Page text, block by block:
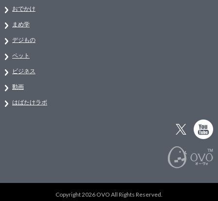
おでかけ
まめ学
デジもの
ペット
ビジネス
動画
はばたけラボ
Copyright 2026 OVO All Rights Reserved.